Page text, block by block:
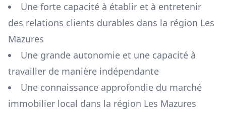
Une forte capacité à établir et à entretenir
des relations clients durables dans la région Les
Mazures
Une grande autonomie et une capacité à
travailler de manière indépendante
Une connaissance approfondie du marché
immobilier local dans la région Les Mazures